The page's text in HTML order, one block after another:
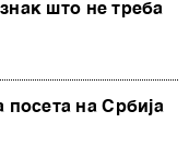
што не треба
на Србија